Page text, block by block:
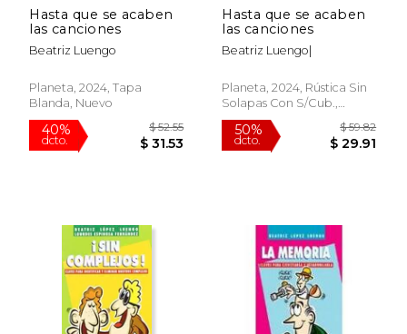
15%
dcto.
50%
dcto.
Hasta que se acaben
las canciones
Beatriz Luengo
Planeta, 2024, Tapa
Blanda, Nuevo
Hasta que se acaben
las canciones
Beatriz Luengo|
Planeta, 2024, Rústica Sin
Solapas Con S/cub.,
Nuevo